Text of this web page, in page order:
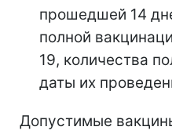
прошедшей 14
полной
19, количества
даты их
Допустимые